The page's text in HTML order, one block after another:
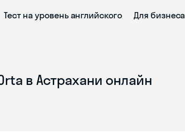
Тест на уровень английского Для бизнеса
в Астрахани онлайн